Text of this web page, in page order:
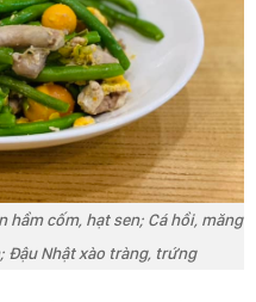
hầm cốm, hạt sen; Cá hồi, măng
Đậu Nhật xào tràng, trứng